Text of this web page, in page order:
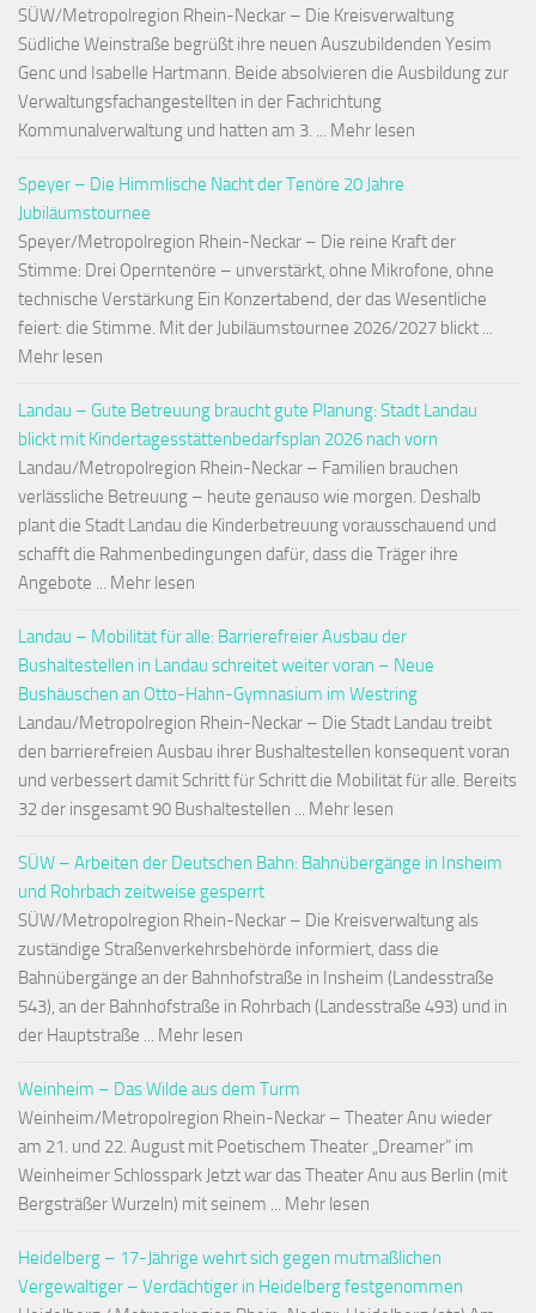
SÜW/Metropolregion Rhein-Neckar – Die Kreisverwaltung
Südliche Weinstraße begrüßt ihre neuen Auszubildenden Yesim
Genc und Isabelle Hartmann. Beide absolvieren die Ausbildung zur
Verwaltungsfachangestellten in der Fachrichtung
Kommunalverwaltung und hatten am 3. ... Mehr lesen
Speyer – Die Himmlische Nacht der Tenöre 20 Jahre
Jubiläumstournee
Speyer/Metropolregion Rhein-Neckar – Die reine Kraft der
Stimme: Drei Operntenöre – unverstärkt, ohne Mikrofone, ohne
technische Verstärkung Ein Konzertabend, der das Wesentliche
feiert: die Stimme. Mit der Jubiläumstournee 2026/2027 blickt ...
Mehr lesen
Landau – Gute Betreuung braucht gute Planung: Stadt Landau
blickt mit Kindertagesstättenbedarfsplan 2026 nach vorn
Landau/Metropolregion Rhein-Neckar – Familien brauchen
verlässliche Betreuung – heute genauso wie morgen. Deshalb
plant die Stadt Landau die Kinderbetreuung vorausschauend und
schafft die Rahmenbedingungen dafür, dass die Träger ihre
Angebote ... Mehr lesen
Landau – Mobilität für alle: Barrierefreier Ausbau der
Bushaltestellen in Landau schreitet weiter voran – Neue
Bushäuschen an Otto-Hahn-Gymnasium im Westring
Landau/Metropolregion Rhein-Neckar – Die Stadt Landau treibt
den barrierefreien Ausbau ihrer Bushaltestellen konsequent voran
und verbessert damit Schritt für Schritt die Mobilität für alle. Bereits
32 der insgesamt 90 Bushaltestellen ... Mehr lesen
SÜW – Arbeiten der Deutschen Bahn: Bahnübergänge in Insheim
und Rohrbach zeitweise gesperrt
SÜW/Metropolregion Rhein-Neckar – Die Kreisverwaltung als
zuständige Straßenverkehrsbehörde informiert, dass die
Bahnübergänge an der Bahnhofstraße in Insheim (Landesstraße
543), an der Bahnhofstraße in Rohrbach (Landesstraße 493) und in
der Hauptstraße ... Mehr lesen
Weinheim – Das Wilde aus dem Turm
Weinheim/Metropolregion Rhein-Neckar – Theater Anu wieder
am 21. und 22. August mit Poetischem Theater „Dreamer“ im
Weinheimer Schlosspark Jetzt war das Theater Anu aus Berlin (mit
Bergsträßer Wurzeln) mit seinem ... Mehr lesen
Heidelberg – 17-Jährige wehrt sich gegen mutmaßlichen
Vergewaltiger – Verdächtiger in Heidelberg festgenommen